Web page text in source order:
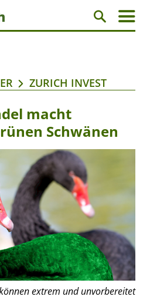
ZURICH INVEST
macht
Schwänen
extrem und unvorbereitet